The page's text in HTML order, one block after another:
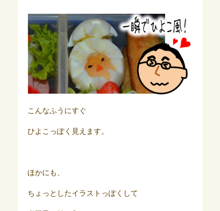
こんなふうにすぐ
ひよこっぽく見えます。
ほかにも、
ちょっとしたイラストっぽくして